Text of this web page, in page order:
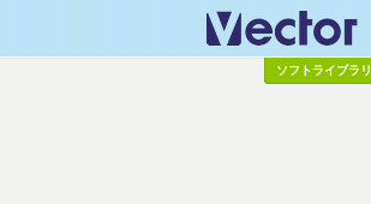
ソフトライブラリ